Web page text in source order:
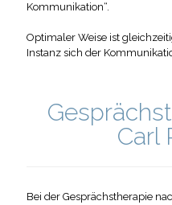
Kommunikation“.
Optimaler Weise ist
Instanz sich der
Carl
Bei der Gesprächstherapie